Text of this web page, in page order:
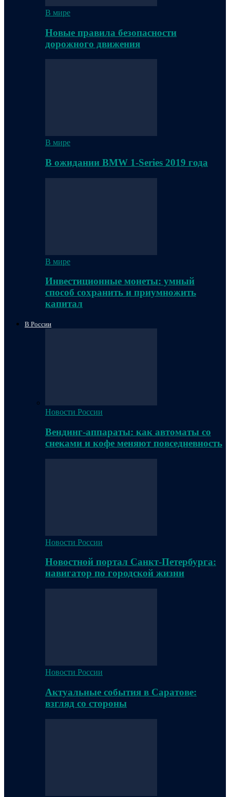
В мире
Новые правила безопасности
дорожного движения
В мире
В ожидании BMW 1-Series 2019 года
В мире
Инвестиционные монеты: умный
способ сохранить и приумножить
капитал
В России
Новости России
Вендинг-аппараты: как автоматы со
снеками и кофе меняют повседневность
Новости России
Новостной портал Санкт-Петербурга:
навигатор по городской жизни
Новости России
Актуальные события в Саратове:
взгляд со стороны